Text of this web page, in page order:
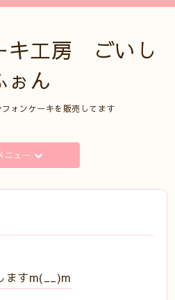
キ工房 ごいし
ぉん
ォンケーキを販売してます
ニュー
すm(__)m